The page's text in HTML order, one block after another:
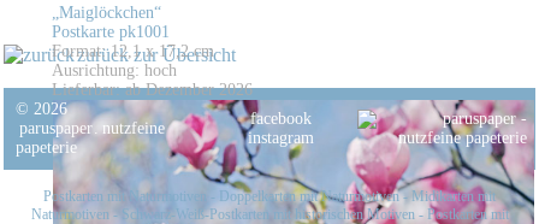
„Maiglöckchen“
Postkarte pk1001
Format: 12,1 x 17,2 cm
Ausrichtung: hoch
Lieferbar: ab Dezember 2026
zurück zur Übersicht
© 2026
paruspaper. nutzfeine
papeterie
facebook
instagram
Postkarten mit Naturmotiven - Doppelkarten mit Naturmotiven- Midikarten mit
Naturmotiven - Schwarz-Weiß-Postkarten mit historischen Motiven- Postkarten mit